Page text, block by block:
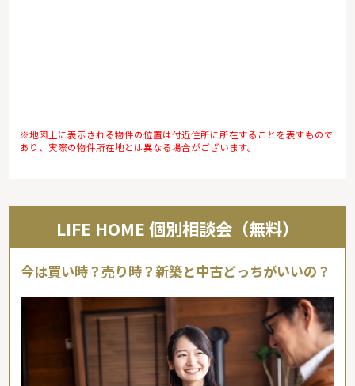
※地図上に表示される物件の位置は付近住所に所在することを表すもので
あり、実際の物件所在地とは異なる場合がございます。
LIFE HOME 個別相談会（無料）
今は買い時？売り時？新築と中古どっちがいいの？